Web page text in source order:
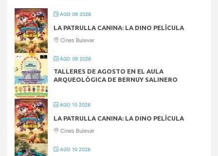
AGO 09 2026
LA PATRULLA CANINA: LA DINO PELÍCULA
Cines Bulevar
AGO 09 2026
TALLERES DE AGOSTO EN EL AULA
ARQUEOLÓGICA DE BERNUY SALINERO
AGO 10 2026
LA PATRULLA CANINA: LA DINO PELÍCULA
Cines Bulevar
AGO 10 2026